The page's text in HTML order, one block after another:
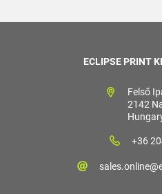
ECLIPSE PRINT
Felső
2142
+36